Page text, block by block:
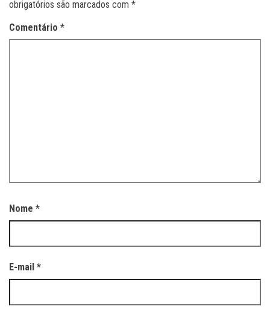
obrigatórios são marcados com *
Comentário *
Nome *
E-mail *